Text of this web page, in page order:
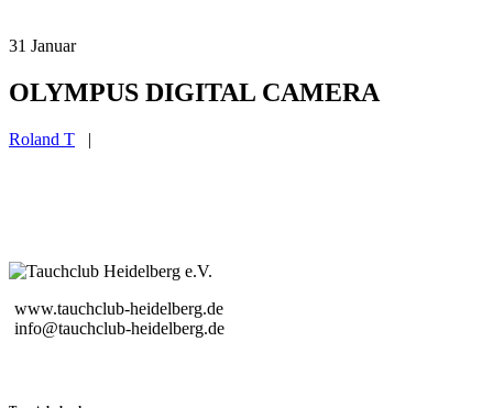
31 Januar
OLYMPUS DIGITAL CAMERA
Roland T |
www.tauchclub-heidelberg.de
info@tauchclub-heidelberg.de